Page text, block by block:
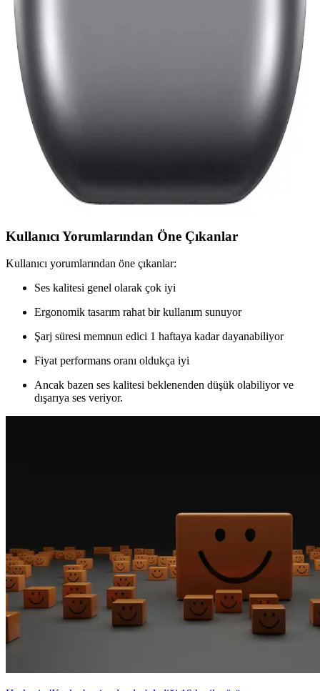
Dayanıklılığıyla Elektronik Dünyasında Öne
Çıkıyor
UBL kulaklıklar, yüksek ses kalitesi, ergonomik tasarım ve gelişmiş
teknolojik özellikleriyle modern elektronik ürünler arasında öne
çıkıyor. Kablosuz ve dayanıklı modelleriyle kullanıcıların beğenisini
kazanıyor.
Samsung Galaxy Buds Serisi: Kablosuz Kulaklık
Teknolojisinde Yenilikler ve Fırsatlar
Samsung Galaxy Buds serisi, şık tasarım ve gelişmiş özellikleriyle
kablosuz müzik deneyiminizi üst seviyeye taşıyor. Farklı modeller
ve fiyat seçenekleriyle her ihtiyaca uygun çözümler sunuyor.
Kullanıcı Yorumlarından Öne Çıkanlar
Kullanıcı yorumlarından öne çıkanlar:
Ses kalitesi genel olarak çok iyi
Ergonomik tasarım rahat bir kullanım sunuyor
Şarj süresi memnun edici 1 haftaya kadar dayanabiliyor
Fiyat performans oranı oldukça iyi
Ancak bazen ses kalitesi beklenenden düşük olabiliyor ve
dışarıya ses veriyor.